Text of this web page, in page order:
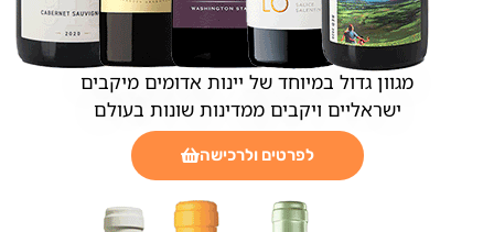
מגוון גדול במיוחד של יינות אדומים מיקבים
ישראליים ויקבים ממדינות שונות בעולם
לפרטים ולרכישה